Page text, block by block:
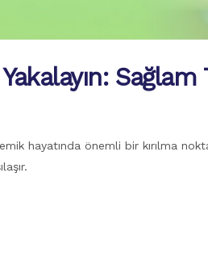
hayatında önemli bir kırılma